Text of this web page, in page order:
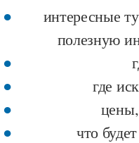
интересные
полезную
где
что